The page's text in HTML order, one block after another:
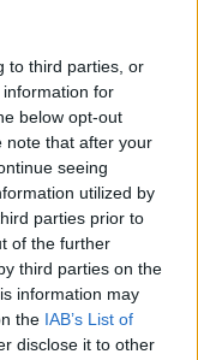
to third parties, or
for
below opt-out
note that after your
seeing
utilized by
parties prior to
of the further
third parties on the
information may
the IAB’s List of
disclose it to other
Τι
σύσφιξη